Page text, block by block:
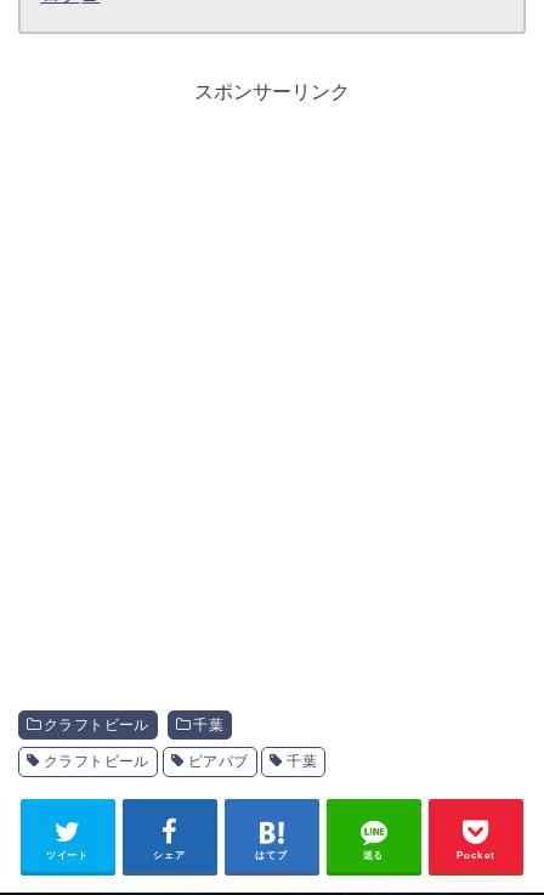
スポンサーリンク
クラフトビール 千葉
クラフトビール ビアパブ 千葉
ツイート シェア はてブ 送る Pocket